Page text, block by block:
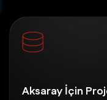
Aksaray İçin